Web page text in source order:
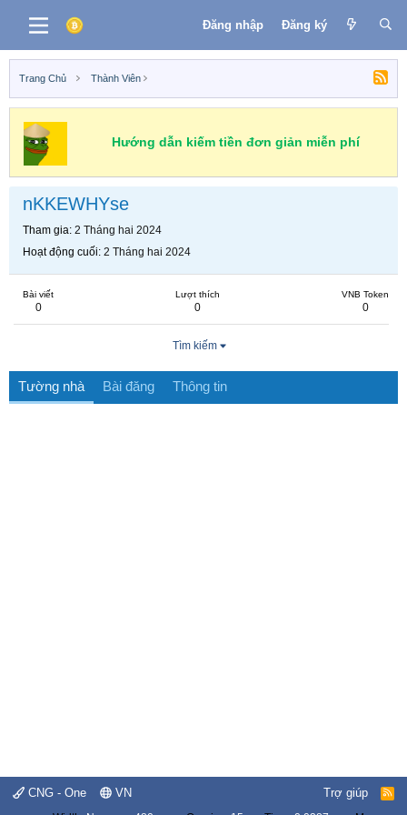
Đăng nhập Đăng ký
Trang Chủ Thành Viên
Hướng dẫn kiếm tiền đơn giản miễn phí
nKKEWHYse
Tham gia 2 Tháng hai 2024
Hoạt động cuối 2 Tháng hai 2024
Bài viết
0
Lượt thích
0
VNB Token
0
Tìm kiếm
Tường nhà Bài đăng Thông tin
CNG - One VN Trợ giúp
R